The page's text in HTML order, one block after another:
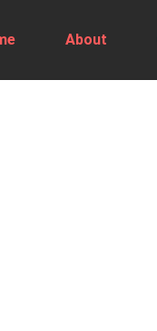
About